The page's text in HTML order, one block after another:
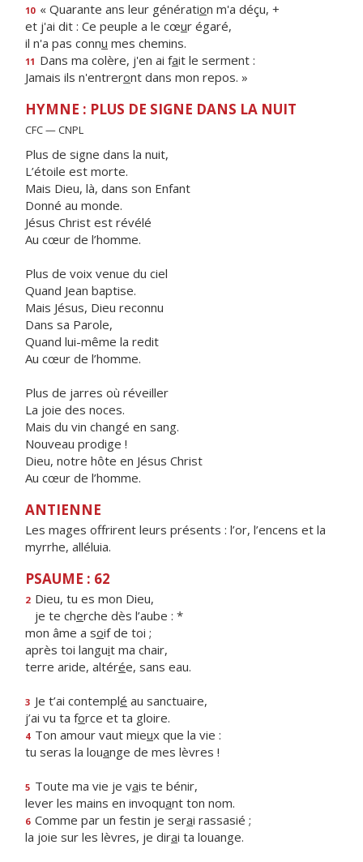
10 « Quarante ans leur génération m'a déçu, +
et j'ai dit : Ce peuple a le cœur égaré,
il n'a pas connu mes chemins.
11 Dans ma colère, j'en ai fait le serment :
Jamais ils n'entreront dans mon repos. »
HYMNE : PLUS DE SIGNE DANS LA NUIT
CFC — CNPL
Plus de signe dans la nuit,
L’étoile est morte.
Mais Dieu, là, dans son Enfant
Donné au monde.
Jésus Christ est révélé
Au cœur de l’homme.
Plus de voix venue du ciel
Quand Jean baptise.
Mais Jésus, Dieu reconnu
Dans sa Parole,
Quand lui-même la redit
Au cœur de l’homme.
Plus de jarres où réveiller
La joie des noces.
Mais du vin changé en sang.
Nouveau prodige !
Dieu, notre hôte en Jésus Christ
Au cœur de l’homme.
ANTIENNE
Les mages offrirent leurs présents : l’or, l’encens et la
myrrhe, alléluia.
PSAUME : 62
2 Dieu, tu es mon Dieu,
je te cherche dès l’aube : *
mon âme a soif de toi ;
après toi languit ma chair,
terre aride, altérée, sans eau.
3 Je t’ai contemplé au sanctuaire,
j’ai vu ta force et ta gloire.
4 Ton amour vaut mieux que la vie :
tu seras la louange de mes lèvres !
5 Toute ma vie je vais te bénir,
lever les mains en invoquant ton nom.
6 Comme par un festin je serai rassasié ;
la joie sur les lèvres, je dirai ta louange.